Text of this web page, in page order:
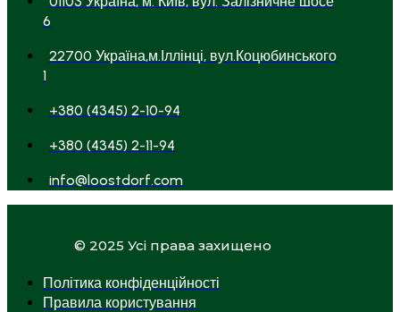
6
22700 Україна,м.Іллінці, вул.Коцюбинського
1
+380 (4345) 2-10-94
+380 (4345) 2-11-94
info@loostdorf.com
© 2025 Усі права захищено
Політика конфіденційності
Правила користування